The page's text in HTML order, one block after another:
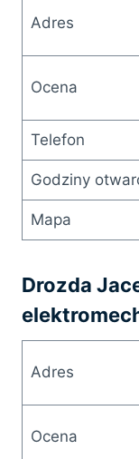
Adres
Ocena
Telefon
Godziny
Mapa
Drozda
Adres
Ocena